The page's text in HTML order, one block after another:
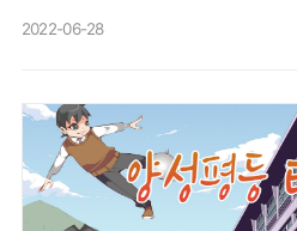
2022-06-28